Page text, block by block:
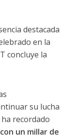
destacada
en la
concluye la
su lucha
recordado
un millar de